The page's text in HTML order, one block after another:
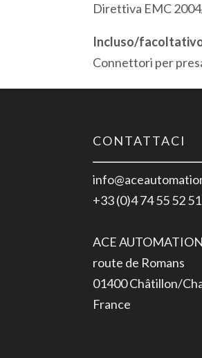
Direttiva EMC
Incluso/
Connettori per
CONTATTACI
+33 (0)4 74 55 52 51
ACE
route de Romans
01400 Châtillon/
France